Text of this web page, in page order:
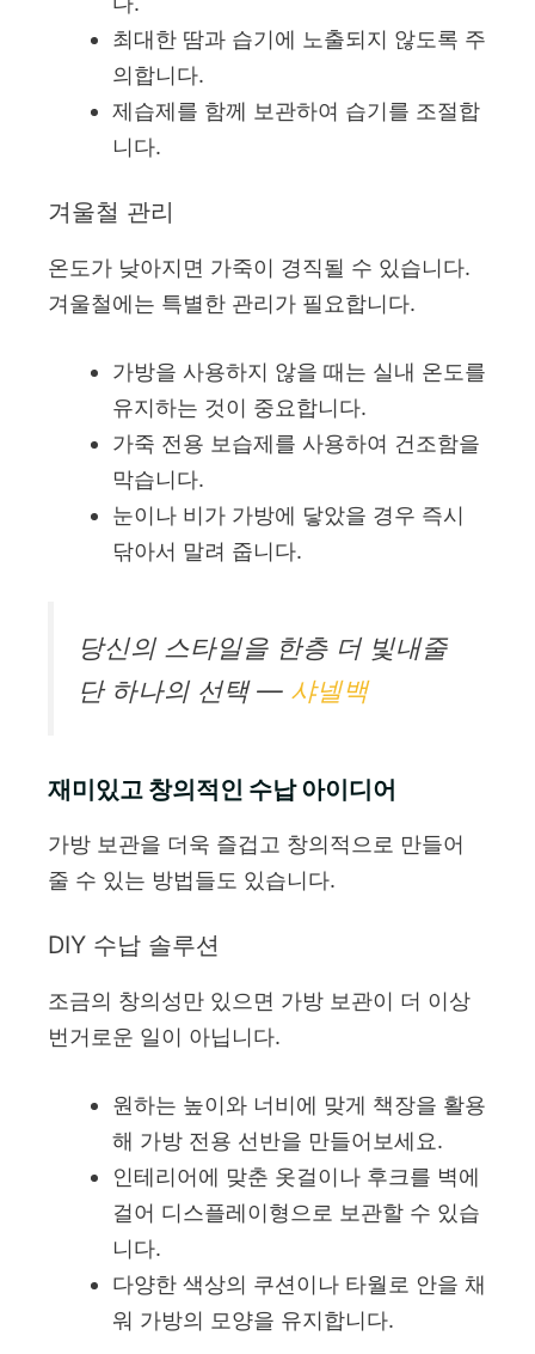
최대한 땀과 습기에 노출되지 않도록 주
의합니다.
제습제를 함께 보관하여 습기를 조절합
니다.
겨울철 관리
온도가 낮아지면 가죽이 경직될 수 있습니다.
겨울철에는 특별한 관리가 필요합니다.
가방을 사용하지 않을 때는 실내 온도를
유지하는 것이 중요합니다.
가죽 전용 보습제를 사용하여 건조함을
막습니다.
눈이나 비가 가방에 닿았을 경우 즉시
닦아서 말려 줍니다.
당신의 스타일을 한층 더 빛내줄
단 하나의 선택 — 샤넬백
재미있고 창의적인 수납 아이디어
가방 보관을 더욱 즐겁고 창의적으로 만들어
줄 수 있는 방법들도 있습니다.
DIY 수납 솔루션
조금의 창의성만 있으면 가방 보관이 더 이상
번거로운 일이 아닙니다.
원하는 높이와 너비에 맞게 책장을 활용
해 가방 전용 선반을 만들어보세요.
인테리어에 맞춘 옷걸이나 후크를 벽에
걸어 디스플레이형으로 보관할 수 있습
니다.
다양한 색상의 쿠션이나 타월로 안을 채
워 가방의 모양을 유지합니다.